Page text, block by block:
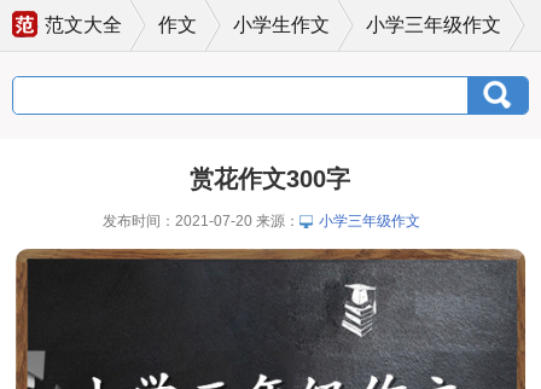
范文大全 作文 小学生作文 小学三年级作文
赏花作文300字
发布时间：2021-07-20 来源： 小学三年级作文